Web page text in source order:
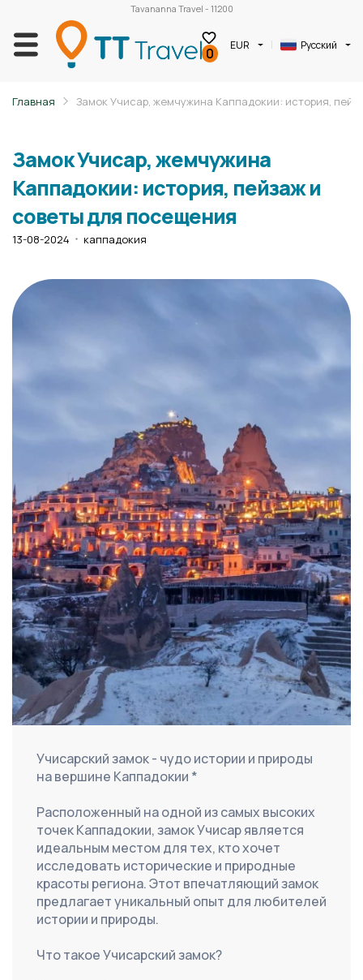
Tavananna Travel - 11200
0 EUR Русский
Главная Замок Учисар, жемчужина Каппадокии: история,
Замок Учисар, жемчужина
Каппадокии: история, пейзаж и
советы для посещения
13-08-2024 каппадокия
Учисарский замок - чудо истории и природы
на вершине Каппадокии *
Расположенный на одной из самых высоких
точек Каппадокии, замок Учисар является
идеальным местом для тех, кто хочет
исследовать исторические и природные
красоты региона. Этот впечатляющий замок
предлагает уникальный опыт для любителей
истории и природы.
Что такое Учисарский замок?